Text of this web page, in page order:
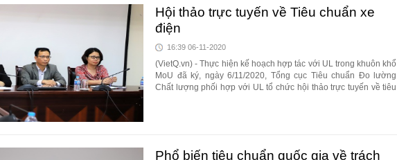
Hội thảo trực tuyến về Tiêu chuẩn xe
điện
16:39 06-11-2020
(VietQ.vn) - Thực hiện kế hoạch hợp tác với UL trong khuôn khổ
MoU đã ký, ngày 6/11/2020, Tổng cục Tiêu chuẩn Đo lường
Chất lượng phối hợp với UL tổ chức hội thảo trực tuyến về tiêu
Phổ biến tiêu chuẩn quốc gia về trách